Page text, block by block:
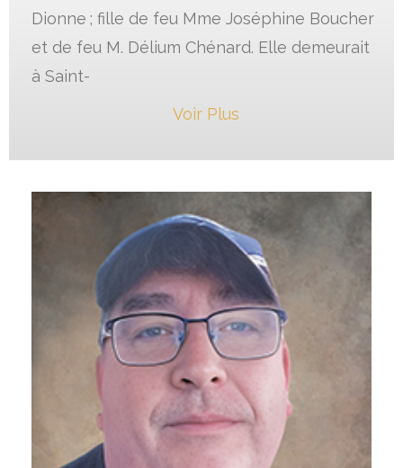
Dionne ; fille de feu Mme Joséphine Boucher
et de feu M. Délium Chénard. Elle demeurait
à Saint-
Voir Plus